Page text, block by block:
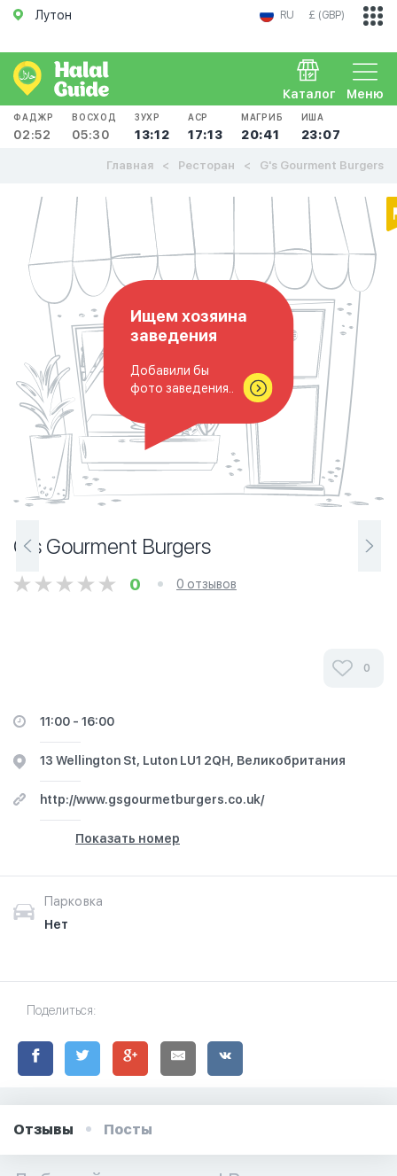
Лутон RU £ (GBP)
Меню
Каталог
ФАДЖР
02:52
ВОСХОД
05:30
ЗУХР
13:12
АСР
17:13
МАГРИБ
20:41
ИША
23:07
Главная Ресторан G's Gourment Burgers
Ищем хозяина
заведения
Добавили бы
фото заведения..
G's Gourment Burgers
0 0 отзывов
0
11:00 - 16:00
13 Wellington St, Luton LU1 2QH, Великобритания
http://www.gsgourmetburgers.co.uk/
Показать номер
Парковка
Нет
Поделиться:
Отзывы Посты